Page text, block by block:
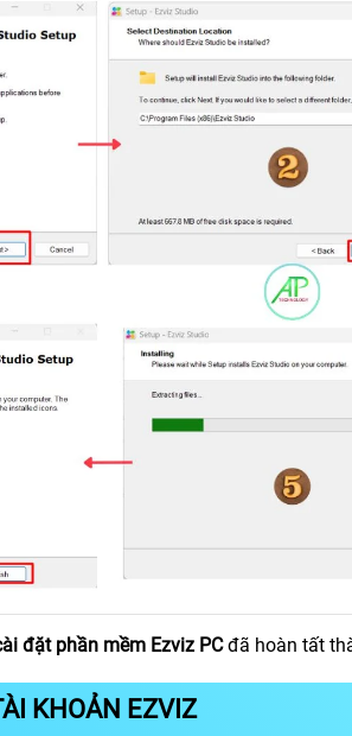
đặt phần mềm Ezviz PCđã hoàn tất
KHOẢN EZVIZ